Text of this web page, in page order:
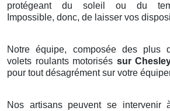
protégeant du soleil ou du
Impossible, donc, de laisser vos
Notre équipe, composée des plus
volets roulants motorisés sur
pour tout désagrément sur votre
Nos artisans peuvent se intervenir